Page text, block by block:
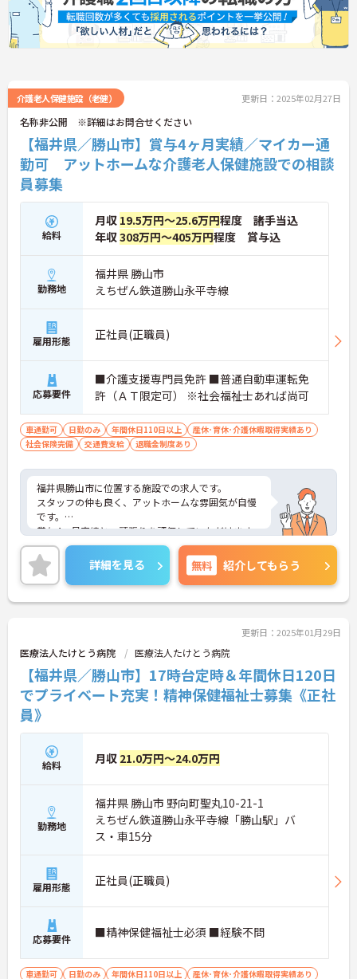
介護老人保健施設（老健） 更新日：2025年02月27日
名称非公開 ※詳細はお問合せください
【福井県／勝山市】賞与4ヶ月実績／マイカー通
勤可 アットホームな介護老人保健施設での相談
員募集
給料
月収 19.5万円～25.6万円程度 諸手当込
年収308万円～405万円程度 賞与込
勤務地
福井県 勝山市
えちぜん鉄道勝山永平寺線
雇用形態 正社員(正職員)
応募要件
■介護支援専門員免許 ■普通自動車運転免
許（ＡＴ限定可） ※社会福祉士あれば尚可
車通勤可 日勤のみ 年間休日110日以上
産休･育休･介護休暇取得実績あり
社会保険完備
交通費支給 退職金制度あり
福井県勝山市に位置する施設での求人です。
スタッフの仲も良く、アットホームな雰囲気が自慢
です。
賞与4ヶ月実績と、頑張りを評価していただけます。
ご興味ある方には、面接対策ポイントなど、詳細を
お話しいたしますのでお気軽にご相談ください。
詳細を見る 無料 紹介してもらう
更新日：2025年01月29日
医療法人たけとう病院 医療法人たけとう病院
【福井県／勝山市】17時台定時＆年間休日120日
でプライベート充実！精神保健福祉士募集《正社
員》
給料 月収 21.0万円～24.0万円
勤務地
福井県 勝山市 野向町聖丸10-21-1
えちぜん鉄道勝山永平寺線「勝山駅」バ
ス・車15分
雇用形態 正社員(正職員)
応募要件 ■精神保健福祉士必須 ■経験不問
車通勤可 日勤のみ 年間休日110日以上
産休･育休･介護休暇取得実績あり